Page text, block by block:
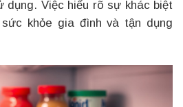
dụng. Việc hiểu rõ sự khác biệt
khỏe gia đình và tận dụng